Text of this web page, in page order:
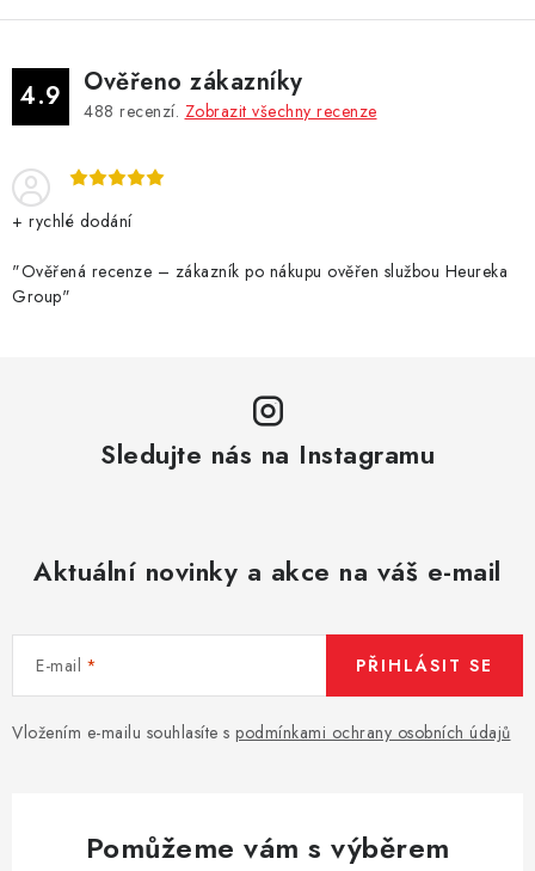
4.9 Ověřeno zákazníky
488 recenzí. Zobrazit všechny recenze
+ rychlé dodání
"Ověřená recenze – zákazník po nákupu ověřen službou Heureka
Group"
Sledujte nás na Instagramu
Aktuální novinky a akce na váš e-mail
E-mail
Vložením e-mailu souhlasíte s podmínkami ochrany osobních údajů
PŘIHLÁSIT SE
Pomůžeme vám s výběrem